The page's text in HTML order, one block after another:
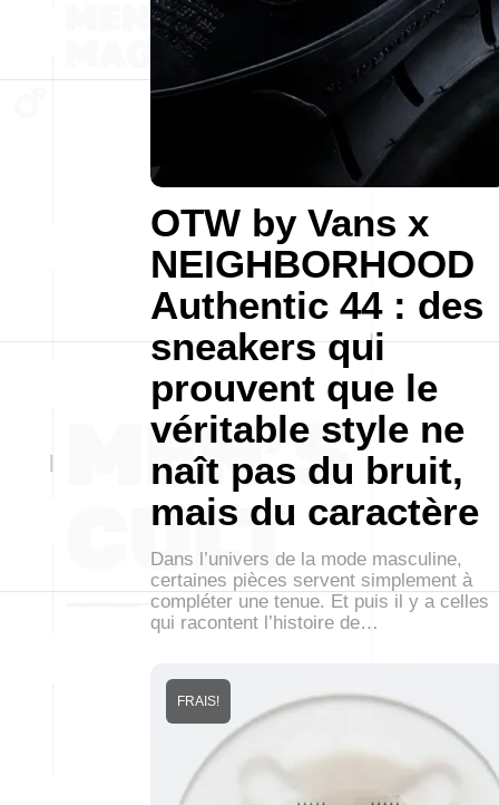
OTW by Vans x
NEIGHBORHOOD
Authentic 44 : des
sneakers qui
prouvent que le
véritable style ne
naît pas du bruit,
mais du caractère
Dans l’univers de la mode masculine,
certaines pièces servent simplement à
compléter une tenue. Et puis il y a celles
qui racontent l’histoire de…
FRAIS!